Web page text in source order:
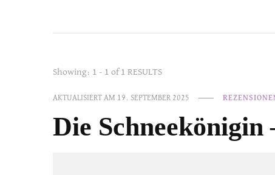
Showing: 1 - 1 of 1 RESULTS
AKTUALISIERT AM 19. SEPTEMBER 2025
Die